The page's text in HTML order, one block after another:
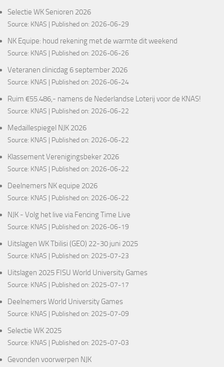
Selectie WK Senioren 2026
Source: KNAS Published on: 2026-06-29
NK Equipe: houd rekening met de warmte dit weekend
Source: KNAS Published on: 2026-06-26
Veteranen clinicdag 6 september 2026
Source: KNAS Published on: 2026-06-24
Ruim €55.486,- namens de Nederlandse Loterij voor de KNAS!
Source: KNAS Published on: 2026-06-22
Medaillespiegel NJK 2026
Source: KNAS Published on: 2026-06-22
Klassement Verenigingsbeker 2026
Source: KNAS Published on: 2026-06-22
Deelnemers NK equipe 2026
Source: KNAS Published on: 2026-06-22
NJK - Volg het live via Fencing Time Live
Source: KNAS Published on: 2026-06-19
Uitslagen WK Tbilisi (GEO) 22-30 juni 2025
Source: KNAS Published on: 2025-07-23
Uitslagen 2025 FISU World University Games
Source: KNAS Published on: 2025-07-17
Deelnemers World University Games
Source: KNAS Published on: 2025-07-09
Selectie WK 2025
Source: KNAS Published on: 2025-07-03
Gevonden voorwerpen NJK